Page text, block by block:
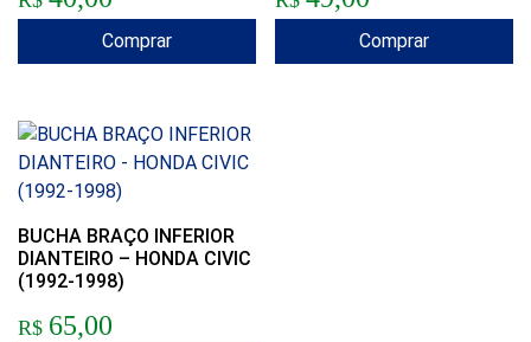
Comprar Comprar
BUCHA BRAÇO INFERIOR
DIANTEIRO – HONDA CIVIC
(1992-1998)
R$ 65,00